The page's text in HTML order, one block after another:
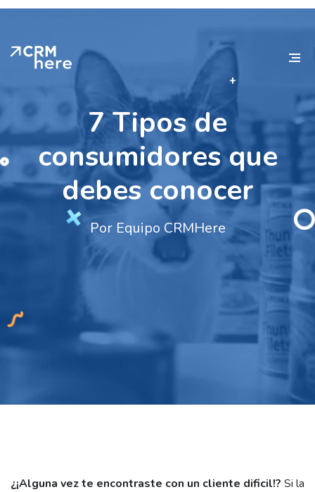
7 Tipos de
consumidores que
debes conocer
Por Equipo CRMHere
¿¡Alguna vez te encontraste con un cliente dificil!? Si la